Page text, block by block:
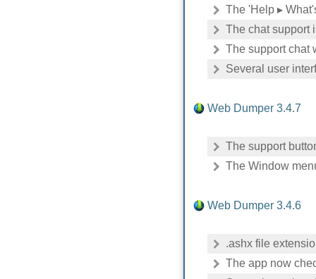
The 'Help ▸
The chat support
The support chat
Several user
Web Dumper 3.4.7
The support
The Window
Web Dumper 3.4.6
.ashx file
The app now